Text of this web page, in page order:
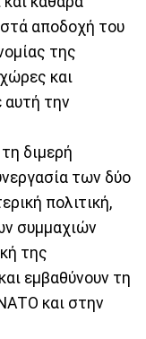
αποδοχή του
της
και
αυτή την
διμερή
των δύο
πολιτική,
συμμαχιών
της
εμβαθύνουν τη
και στην